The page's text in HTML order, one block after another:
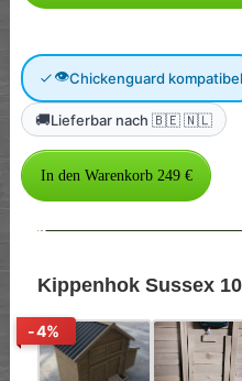
👁Chickenguard kompatibel
🚚Lieferbar nach 🇧🇪 🇳🇱
--
Kippenhok Sussex
-4%